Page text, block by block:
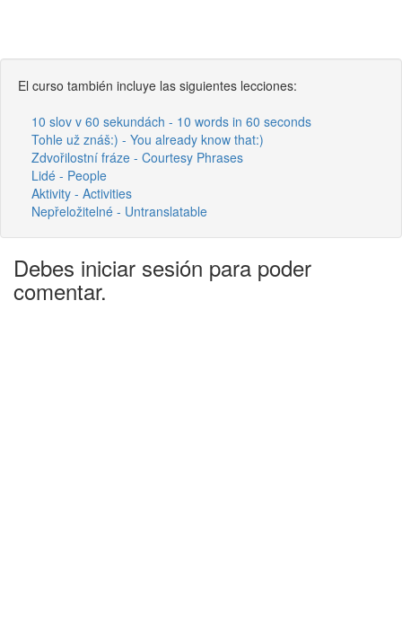
El curso también incluye las siguientes lecciones:
10 slov v 60 sekundách - 10 words in 60 seconds
Tohle už znáš:) - You already know that:)
Zdvořilostní fráze - Courtesy Phrases
Lidé - People
Aktivity - Activities
Nepřeložitelné - Untranslatable
Debes iniciar sesión para poder
comentar.